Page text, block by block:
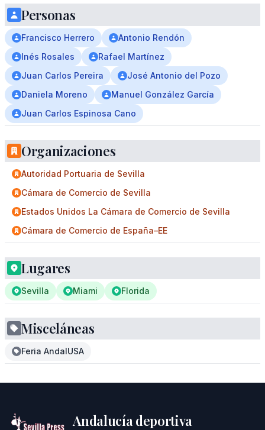
Personas
Francisco Herrero
Antonio Rendón
Inés Rosales
Rafael Martínez
Juan Carlos Pereira
José Antonio del Pozo
Daniela Moreno
Manuel González García
Juan Carlos Espinosa Cano
Organizaciones
Autoridad Portuaria de Sevilla
Cámara de Comercio de Sevilla
Estados Unidos La Cámara de Comercio de Sevilla
Cámara de Comercio de España–EE
Lugares
Sevilla Miami Florida
Misceláneas
Feria AndalUSA
Andalucía deportiva